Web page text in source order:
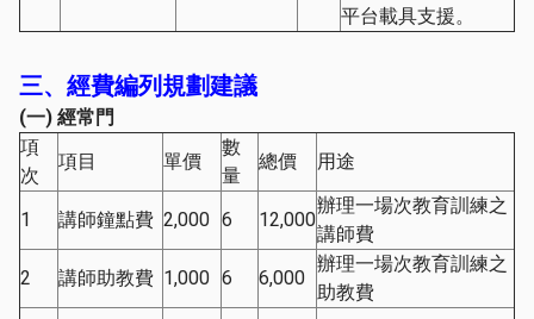
平台載具支援。
三、經費編列規劃建議
(一) 經常門
項
次
項目 單價
數
量
總價 用途
1 講師鐘點費 2,000 6 12,000
辦理一場次教育訓練之
講師費
2
講師助教費 1,000 6 6,000
辦理一場次教育訓練之
助教費